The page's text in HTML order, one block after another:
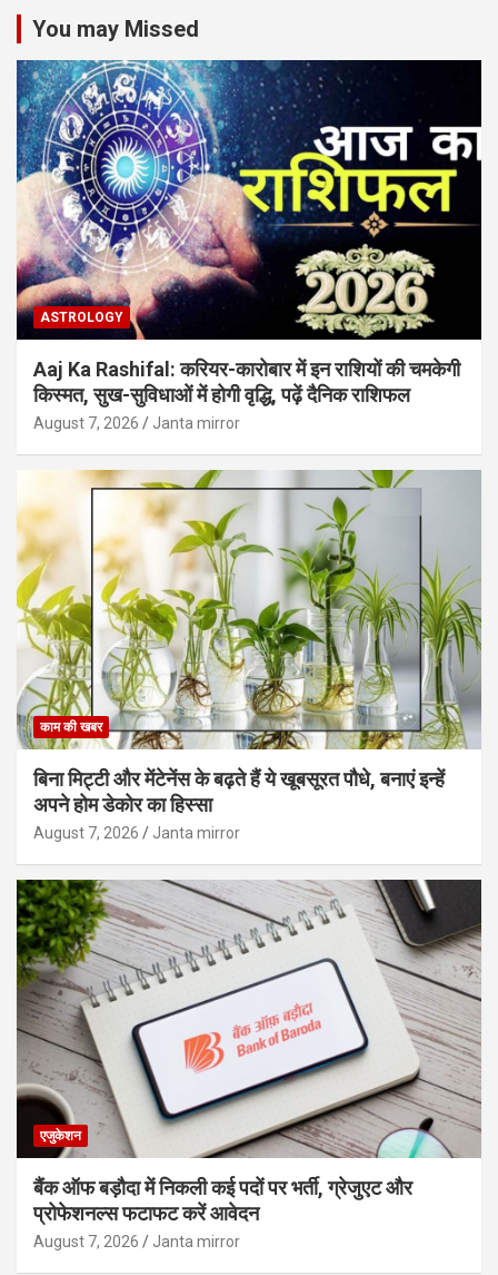
You may Missed
ASTROLOGY
Aaj Ka Rashifal: करियर-कारोबार में इन राशियों की चमकेगी
किस्मत, सुख-सुविधाओं में होगी वृद्धि, पढ़ें दैनिक राशिफल
August 7, 2026 Janta mirror
काम की खबर
बिना मिट्टी और मेंटेनेंस के बढ़ते हैं ये खूबसूरत पौधे, बनाएं इन्‍हें
अपने होम डेकोर का हिस्‍सा
August 7, 2026 Janta mirror
एजुकेशन
बैंक ऑफ बड़ौदा में निकली कई पदों पर भर्ती, ग्रेजुएट और
प्रोफेशनल्स फटाफट करें आवेदन
August 7, 2026 Janta mirror